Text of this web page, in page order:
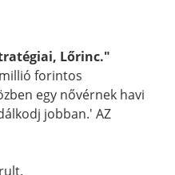
Lőrinc."
forintos
egy nővérnek havi
jobban.' AZ